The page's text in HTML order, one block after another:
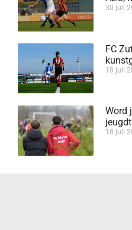
30 juli
FC
18 juli
Word
18 juli